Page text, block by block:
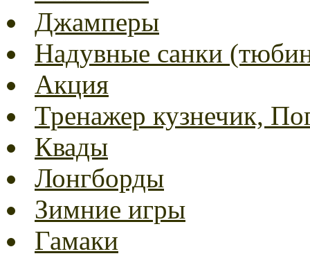
Джамперы
Надувные санки
Акция
Тренажер кузнечик,
Квады
Лонгборды
Зимние игры
Гамаки